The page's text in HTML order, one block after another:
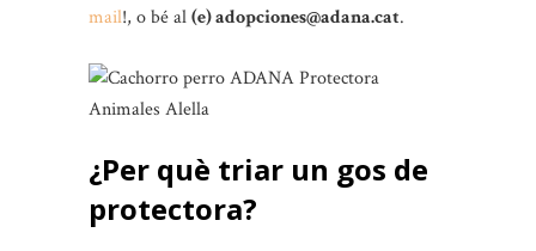
mail!, o bé al(e) adopciones@adana.cat.
¿Per què triar un gos de
protectora?